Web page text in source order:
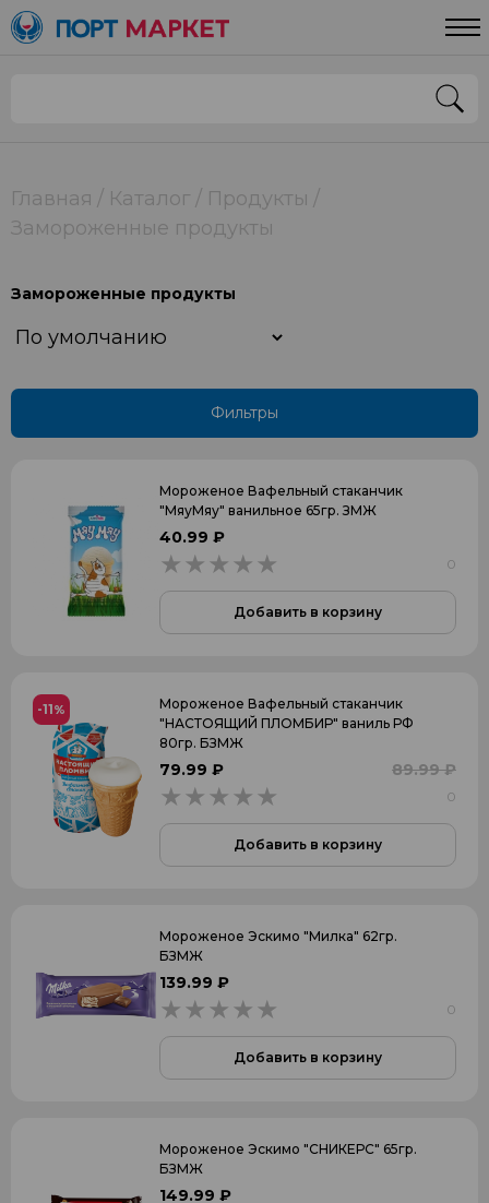
Главная Каталог
Продукты
Замороженные продукты
Замороженные продукты
Фильтры
Мороженое Вафельный стаканчик
"МяуМяу" ванильное 65гр. ЗМЖ
40.99 ₽
0
Добавить в корзину
-11%
Мороженое Вафельный стаканчик
"НАСТОЯЩИЙ ПЛОМБИР" ваниль РФ
80гр. БЗМЖ
79.99 ₽ 89.99 ₽
0
Добавить в корзину
Мороженое Эскимо "Милка" 62гр.
БЗМЖ
139.99 ₽
0
Добавить в корзину
Мороженое Эскимо "СНИКЕРС" 65гр.
БЗМЖ
149.99 ₽